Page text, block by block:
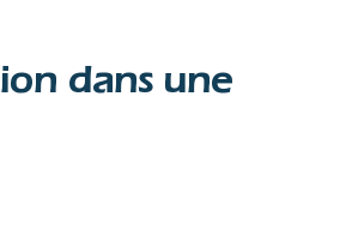
dans une